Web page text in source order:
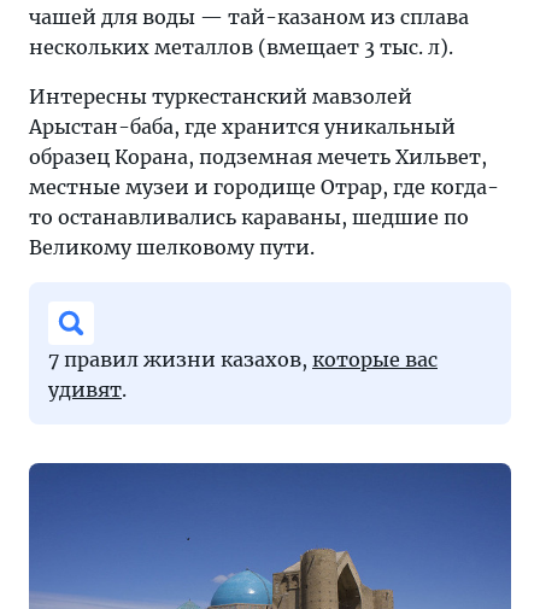
чашей для воды — тай-казаном из сплава
нескольких металлов (вмещает 3 тыс. л).
Интересны туркестанский мавзолей
Арыстан-баба, где хранится уникальный
образец Корана, подземная мечеть Хильвет,
местные музеи и городище Отрар, где когда-
то останавливались караваны, шедшие по
Великому шелковому пути.
7 правил жизни казахов, которые вас
удивят.